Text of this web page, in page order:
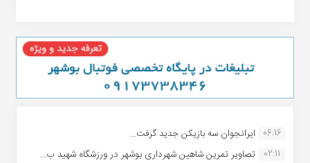
06:16 ایرانجوان سه بازیکن جدید گرفت...
02:11
تصاویر تمرین شاهین شهردارى بوشهر در ورزشگاه شهید ب...